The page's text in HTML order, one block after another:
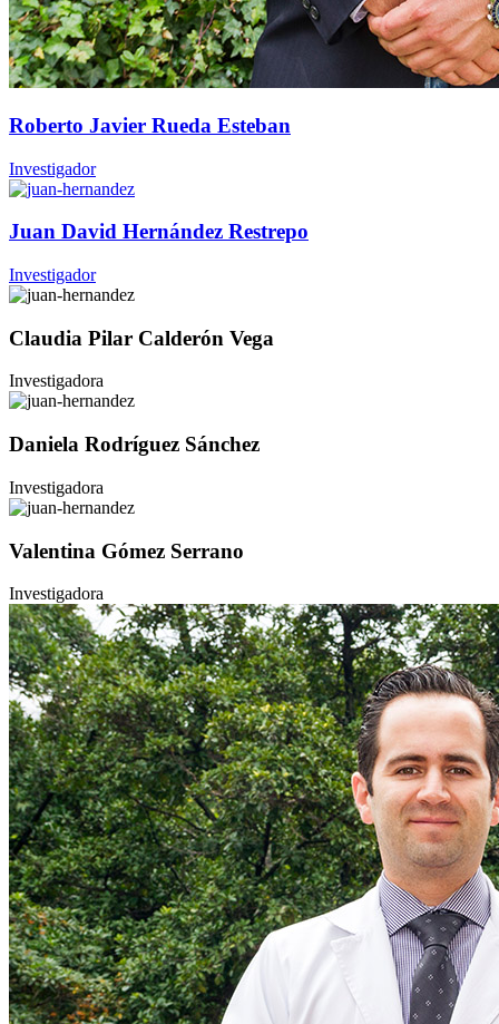
Roberto Javier Rueda Esteban
Investigador
Juan David Hernández Restrepo
Investigador
Claudia Pilar Calderón Vega
Investigadora
Daniela Rodríguez Sánchez
Investigadora
Valentina Gómez Serrano
Investigadora